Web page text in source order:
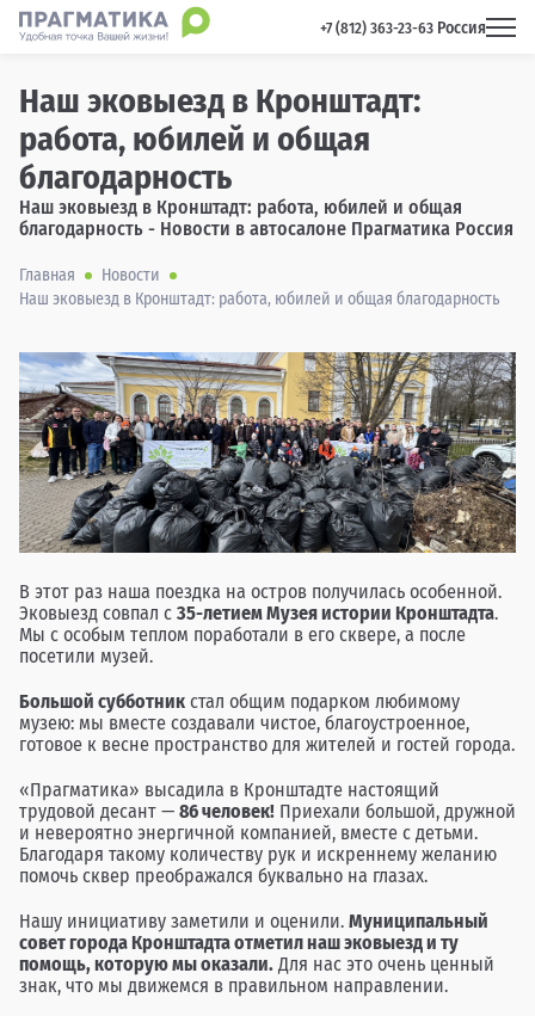
+7 (812) 363-23-63 Россия
Наш эковыезд в Кронштадт:
работа, юбилей и общая
благодарность
Наш эковыезд в Кронштадт: работа, юбилей и общая
благодарность - Новости в автосалоне Прагматика Россия
Главная
Новости
Наш эковыезд в Кронштадт: работа, юбилей и общая благодарность
В этот раз наша поездка на остров получилась особенной.
Эковыезд совпал с 35-летием Музея истории Кронштадта.
Мы с особым теплом поработали в его сквере, а после
посетили музей.
Большой субботник стал общим подарком любимому
музею: мы вместе создавали чистое, благоустроенное,
готовое к весне пространство для жителей и гостей города.
«Прагматика» высадила в Кронштадте настоящий
трудовой десант — 86 человек! Приехали большой, дружной
и невероятно энергичной компанией, вместе с детьми.
Благодаря такому количеству рук и искреннему желанию
помочь сквер преображался буквально на глазах.
Нашу инициативу заметили и оценили. Муниципальный
совет города Кронштадта отметил наш эковыезд и ту
помощь, которую мы оказали. Для нас это очень ценный
знак, что мы движемся в правильном направлении.